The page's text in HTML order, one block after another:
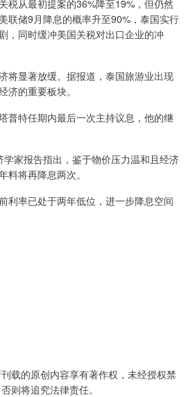
税从最初提案的36%降至19%，但仍然
联储9月降息的概率升至90%，泰国实行
，同时缓冲美国关税对出口企业的冲
将显著放缓。据报道，泰国旅游业出现
济的重要板块。
普特任期内最后一次主持议息，他的继
家报告指出，鉴于物价压力温和且经济
料将再降息两次。
利率已处于两年低位，进一步降息空间
载的原创内容享有著作权，未经授权禁
则将追究法律责任。